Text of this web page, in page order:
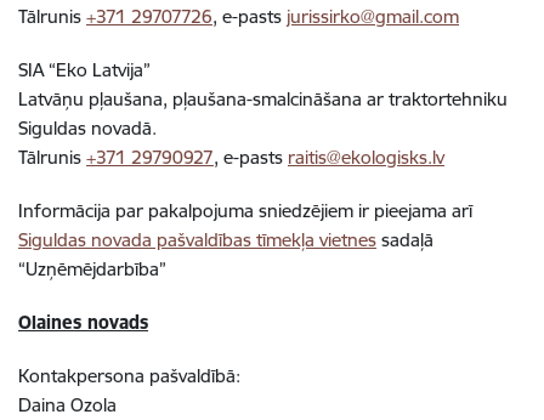
Tālrunis +371 29707726, e-pasts jurissirko@gmail.com
SIA “Eko Latvija”
Latvāņu pļaušana, pļaušana-smalcināšana ar traktortehniku
Siguldas novadā.
Tālrunis +371 29790927, e-pasts raitis@ekologisks.lv
Informācija par pakalpojuma sniedzējiem ir pieejama arī
Siguldas novada pašvaldības tīmekļa vietnes sadaļā
“Uzņēmējdarbība”
Olaines novads
Kontakpersona pašvaldībā:
Daina Ozola